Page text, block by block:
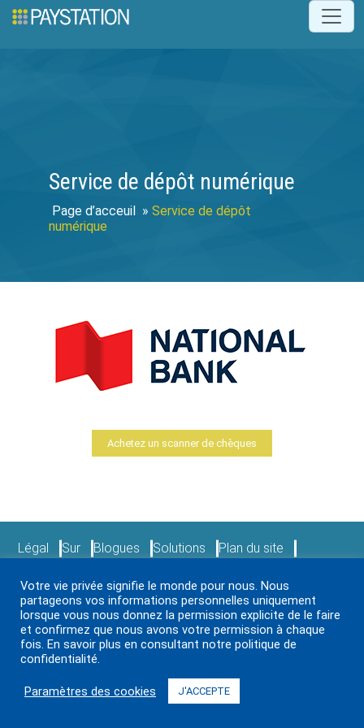
Service de dépôt numérique
» Service de dépôt
numérique
Achetez un scanner de chèques
Légal Sur Blogues Solutions
Plan du site
S’identifier
Contactez-nous
2024 Paystation Inc. Tous droits réservés.
Votre vie privée signifie le monde pour nous. Nous
partageons vos informations personnelles uniquement
lorsque vous nous donnez la permission explicite de le faire
et confirmez que nous avons votre permission à chaque
fois. En savoir plus en consultant notre politique de
confidentialité.
Paramètres des cookies J'ACCEPTE